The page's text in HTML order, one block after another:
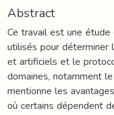
Abstract
Ce travail est une
utilisés pour
et artificiels et le
domaines, notamment
mentionne les
où certains dépendent